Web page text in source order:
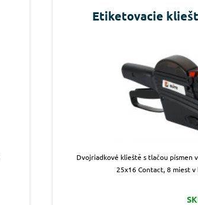
Etiketovacie
Dvojriadkové klieště s tlačou písmen
25x16 Contact, 8 miest v